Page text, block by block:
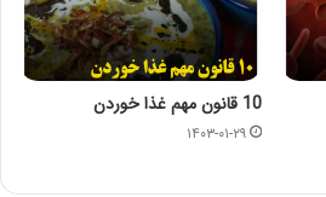
10 قانون مهم غذا خوردن
۱۴۰۳-۰۱-۲۹